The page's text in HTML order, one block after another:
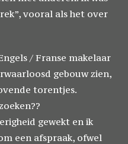
vooral als het over
/ Franse makelaar
gebouw zien,
torentjes.
gewekt en ik
een afspraak, ofwel